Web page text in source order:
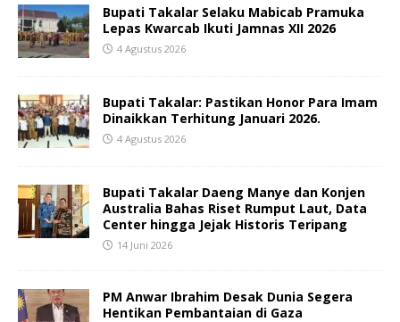
Bupati Takalar Selaku Mabicab Pramuka
Lepas Kwarcab Ikuti Jamnas XII 2026
4 Agustus 2026
Bupati Takalar: Pastikan Honor Para Imam
Dinaikkan Terhitung Januari 2026.
4 Agustus 2026
Bupati Takalar Daeng Manye dan Konjen
Australia Bahas Riset Rumput Laut, Data
Center hingga Jejak Historis Teripang
14 Juni 2026
PM Anwar Ibrahim Desak Dunia Segera
Hentikan Pembantaian di Gaza